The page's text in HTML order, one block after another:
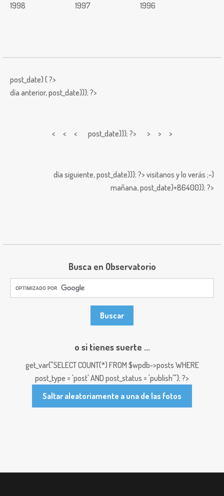
1998 1997 1996
post_date) { ?>
día anterior,post_date))); ?>
< < < post_date))); ?> > > >
día siguiente,post_date))); ?> visitanos y lo verás ;-)
mañana,post_date)+86400)); ?>
Busca en Observatorio
o si tienes suerte ...
get_var("SELECT COUNT(*) FROM $wpdb->posts WHERE
post_type = 'post' AND post_status = 'publish'"); ?>
Saltar aleatoriamente a una de las fotos